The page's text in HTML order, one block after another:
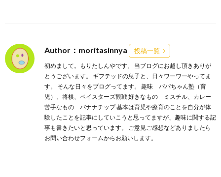
Author：moritasinnya 投稿一覧
初めまして。もりたしんやです。 当ブログにお越し頂きありが
とうございます。 ギフテッドの息子と、日々ワーワーやってま
す。 そんな日々をブログってます。 趣味 パパちゃん塾（育
児）、将棋、ベイスターズ観戦 好きなもの ミスチル、カレー
苦手なもの バナナチップ 基本は育児や療育のことを自分が体
験したことを記事にしていこうと思ってますが、趣味に関する記
事も書きたいと思っています。 ご意見ご感想などありましたら
お問い合わせフォームからお願いします。